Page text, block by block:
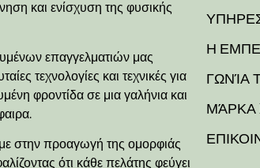
και ενίσχυση της φυσικής
επαγγελματιών μας
τεχνολογίες και τεχνικές για
φροντίδα σε μια γαλήνια και
στην προαγωγή της ομορφιάς
ότι κάθε πελάτης φεύγει
Η
ΓΩΝΊΑ
ΜΆΡΚΑ